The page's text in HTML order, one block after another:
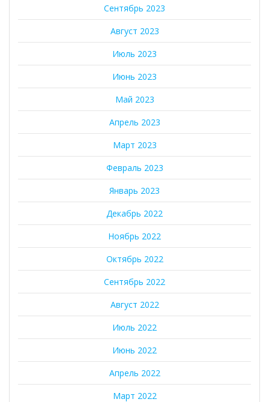
Сентябрь 2023
Август 2023
Июль 2023
Июнь 2023
Май 2023
Апрель 2023
Март 2023
Февраль 2023
Январь 2023
Декабрь 2022
Ноябрь 2022
Октябрь 2022
Сентябрь 2022
Август 2022
Июль 2022
Июнь 2022
Апрель 2022
Март 2022